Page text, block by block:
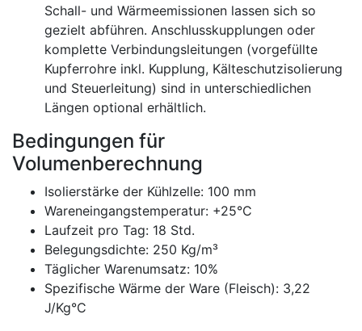
Schall- und Wärmeemissionen lassen sich so
gezielt abführen. Anschlusskupplungen oder
komplette Verbindungsleitungen (vorgefüllte
Kupferrohre inkl. Kupplung, Kälteschutzisolierung
und Steuerleitung) sind in unterschiedlichen
Längen optional erhältlich.
Bedingungen für
Volumenberechnung
Isolierstärke der Kühlzelle: 100 mm
Wareneingangstemperatur: +25°C
Laufzeit pro Tag: 18 Std.
Belegungsdichte: 250 Kg/m³
Täglicher Warenumsatz: 10%
Spezifische Wärme der Ware (Fleisch): 3,22
J/Kg°C